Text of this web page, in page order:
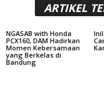
ARTIKEL
NGASAB with Honda
PCX160, DAM Hadirkan
Momen Kebersamaan
yang Berkelas di
Bandung